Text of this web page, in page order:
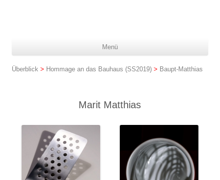
Menü
Überblick > Hommage an das Bauhaus (SS2019) > Baupt-Matthias
Marit Matthias